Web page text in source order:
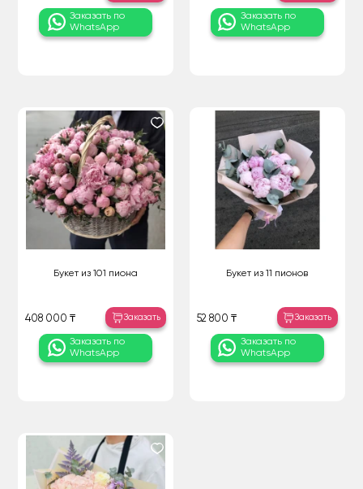
Заказать по
WhatsApp
Заказать по
WhatsApp
Букет из 101 пиона
408 000 ₸ Заказать
Заказать по
WhatsApp
Букет из 11 пионов
52 800 ₸ Заказать
Заказать по
WhatsApp